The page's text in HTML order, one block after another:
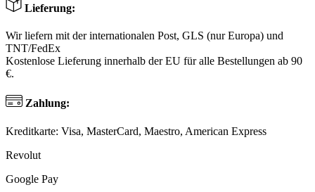
Lieferung:
Wir liefern mit der internationalen Post, GLS (nur Europa) und
TNT/FedEx
Kostenlose Lieferung innerhalb der EU für alle Bestellungen ab 90
€.
Zahlung:
Kreditkarte: Visa, MasterCard, Maestro, American Express
Revolut
Google Pay